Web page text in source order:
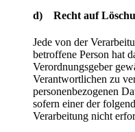
d) Recht auf
Jede von der
betroffene Person hat
Verordnungsgeber
Verantwortlichen zu
personenbezogenen
sofern einer der
Verarbeitung nicht